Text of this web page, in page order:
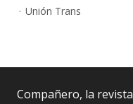
Unión Trans
Compañero, la revista